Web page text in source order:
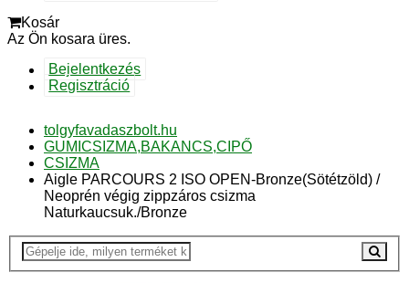
Kosár
Az Ön kosara üres.
Bejelentkezés
Regisztráció
tolgyfavadaszbolt.hu
GUMICSIZMA,BAKANCS,CIPŐ
CSIZMA
Aigle PARCOURS 2 ISO OPEN-Bronze(Sötétzöld) /
Neoprén végig zippzáros csizma
Naturkaucsuk./Bronze